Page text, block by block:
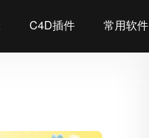
C4D插件 常用软件